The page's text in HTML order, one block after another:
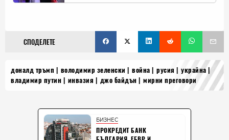
СПОДЕЛЕТЕ
доналд тръмп володимир зеленски война русия
украйна
владимир путин
инвазия джо байдън мирни преговори